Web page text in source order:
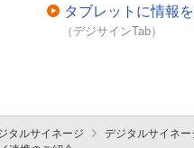
タブレットに情報
（デジサインTab）
タルサイネージ デジタルサイネ